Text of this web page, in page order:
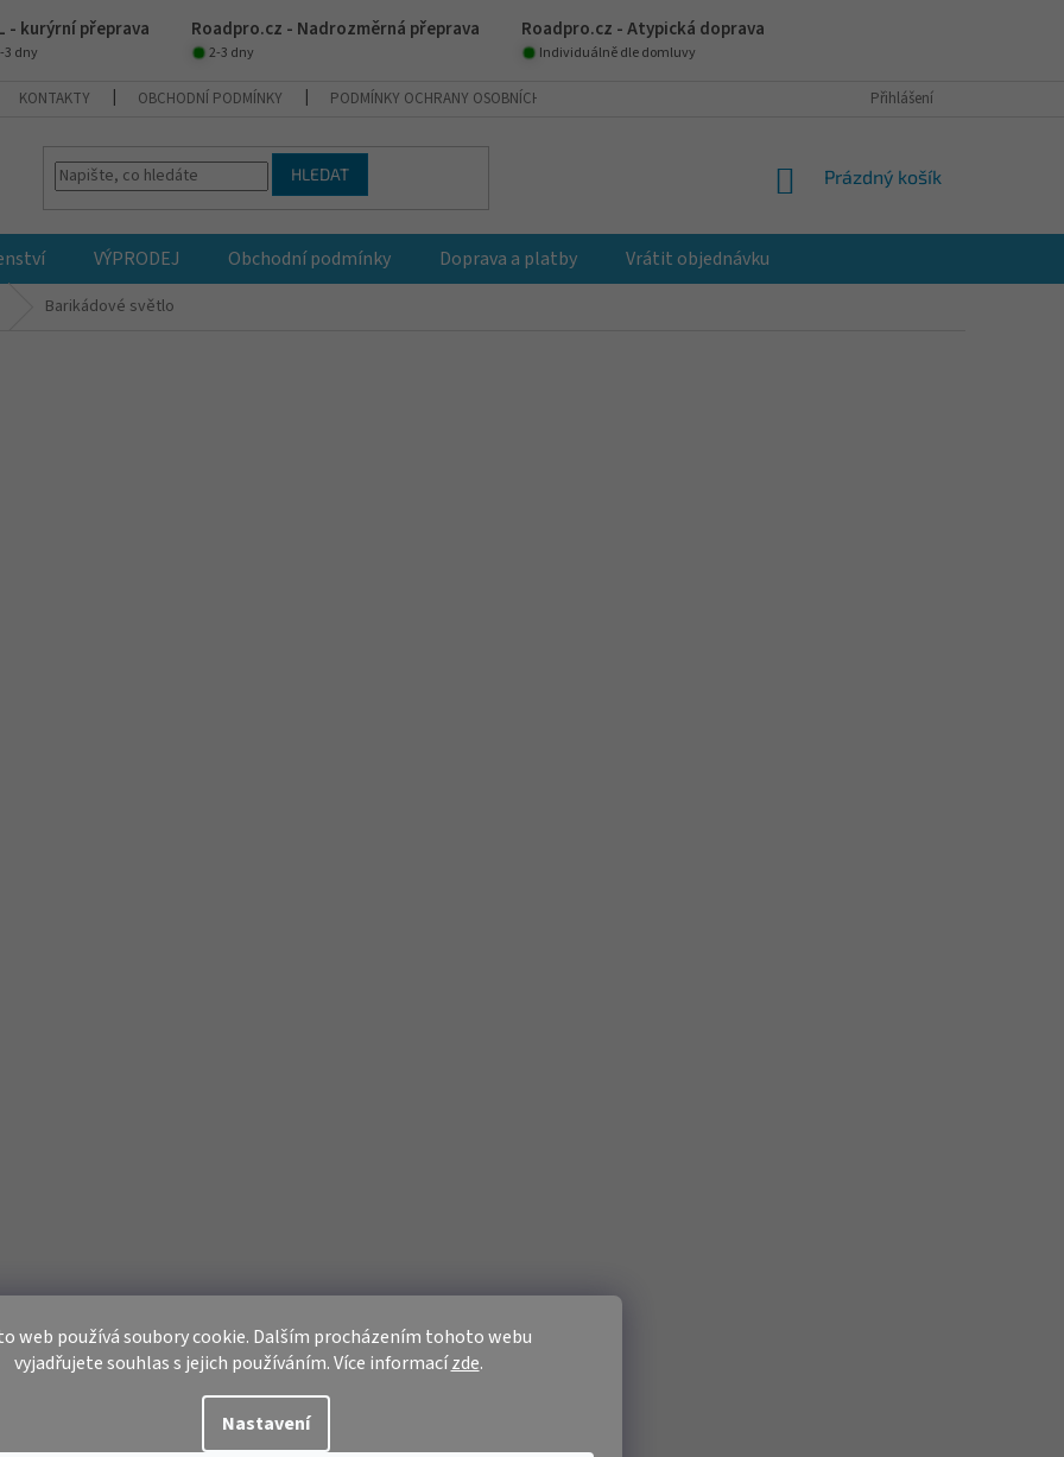
web používá soubory cookie. Dalším procházením tohoto webu
vyjadřujete souhlas s jejich používáním. Více informacízde.
Nastavení
- kurýrní přeprava Roadpro.cz - Nadrozměrná přeprava Roadpro.cz - Atypická doprava
3 dny 2-3 dny Individuálně dle domluvy
KONTAKTY OBCHODNÍ PODMÍNKY PODMÍNKY OCHRANY OSOBNÍCH ÚDAJŮ VRÁCENÍ A VÝMĚNA ZBOŽÍ
Přihlášení
HLEDAT
NÁKUPNÍ
Prázdný košík
VÝPRODEJ Obchodní podmínky Doprava a platby Vrátit objednávku
Barikádové světlo